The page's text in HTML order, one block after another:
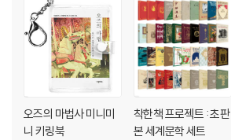
오즈의 마법사 미니미
니 키링북
착한책 프로젝트 : 초판
본 세계문학 세트